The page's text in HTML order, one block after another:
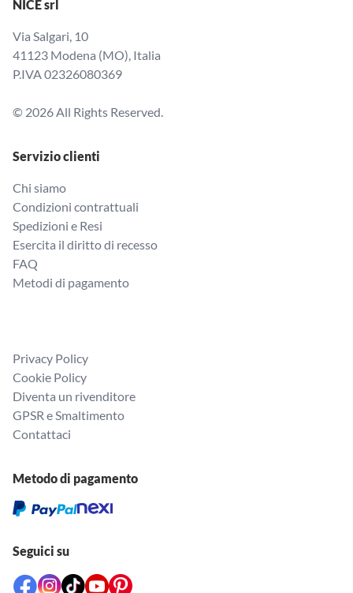
NICE srl
Via Salgari, 10
41123 Modena (MO), Italia
P.IVA 02326080369
© 2026 All Rights Reserved.
Servizio clienti
Chi siamo
Condizioni contrattuali
Spedizioni e Resi
Esercita il diritto di recesso
FAQ
Metodi di pagamento
Privacy Policy
Cookie Policy
Diventa un rivenditore
GPSR e Smaltimento
Contattaci
Metodo di pagamento
Seguici su